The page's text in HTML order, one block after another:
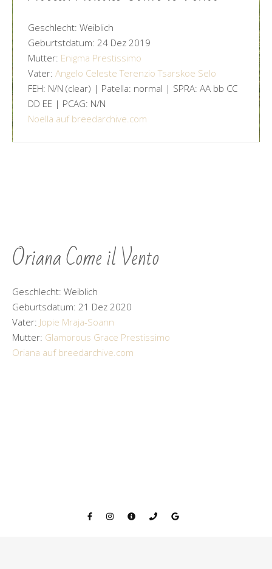
Geschlecht: Weiblich
Geburtstdatum: 24 Dez 2019
Mutter: Enigma Prestissimo
Vater: Angelo Celeste Terenzio Tsarskoe Selo
FEH: N/N (clear) | Patella: normal | SPRA: AA bb CC
DD EE | PCAG: N/N
Noella auf breedarchive.com
Oriana Come il Vento
Geschlecht: Weiblich
Geburtsdatum: 21 Dez 2020
Vater: Jopie Mraja-Soann
Mutter: Glamorous Grace Prestissimo
Oriana auf breedarchive.com